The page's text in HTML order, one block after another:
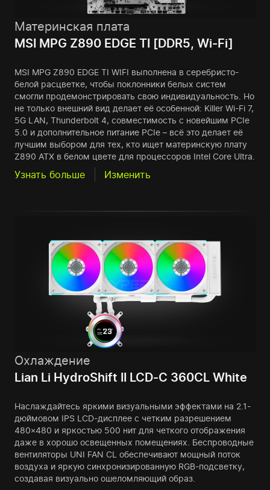
Материнская плата
MSI MPG Z890 EDGE TI [DDR5, Wi-Fi]
MSI MPG Z890 EDGE TI WIFI выполнена в серебристо-
белой расцветке, чтобы поклонники белых систем
смогли продемонстрировать свою индивидуальность. Но
не только внешний вид делает её особенной: Killer Wi-Fi 7,
5G LAN, Thunderbolt 4, совместимость с новейшим PCIe
5.0 и дополнительное питание PCIe – всё это делает её
лучшим выбором для тех, кто ищет материнскую плату
Z890 ATX в белом цвете для процессоров Intel Core Ultra.
Узнать больше Изменить
Охлаждение
Lian Li HydroShift II LCD-C 360CL White
Наслаждайтесь яркими визуальными эффектами на 2.1-
дюймовом IPS LCD-дисплее с четким разрешением
480×480 и яркостью 500 нит для четкого отображения
даже в хорошо освещенных помещениях. Беспроводные
вентиляторы UNI FAN CL обеспечивают мощный поток
воздуха и яркую синхронизированную RGB-подсветку,
создавая визуально ошеломляющий образ.